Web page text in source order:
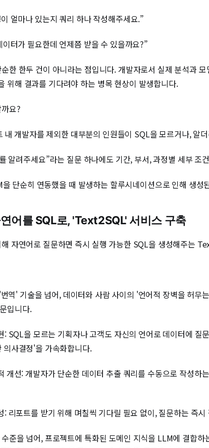
얼마나 있는지 쿼리 하나 작성해주세요.”
터가 필요한데 언제쯤 받을 수 있을까요?”
한 한두 건이 아니라는 점입니다. 개발자로서 실제 분석과
위해 결과를 기다려야 하는 병목 현상이 발생합니다.
요?
내 개발자를 제외한 대부분의 인원들이 SQL을 모르거나, 알
알려주세요”라는 질문 하나에도 기간, 부서, 과정별 세부 조
단순히 연동했을 때 발생하는 할루시네이션으로 인해 생성
어를 SQL로, 'Text2SQL' 서비스 구축
자연어로 질문하면 즉시 실행 가능한 SQL을 생성해주는
역' 기술을 넘어, 데이터와 사람 사이의 '언어적 장벽을 허무
입니다.
: SQL을 모르는 기획자나 고객도 자신의 언어로 데이터에
의사결정'을 가속화합니다.
개선: 개발자가 단순한 데이터 추출 쿼리를 수동으로 작성
: 리포트를 받기 위해 며칠씩 기다릴 필요 없이, 질문하는 즉
준을 넘어, 프로젝트에 특화된 도메인 지식을 LLM에 결